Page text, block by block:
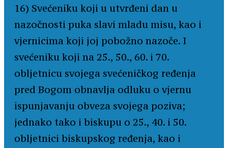
16) Svećeniku koji u utvrđeni dan u
nazočnosti puka slavi mladu misu, kao i
vjernicima koji joj pobožno nazoče. I
svećeniku koji na 25., 50., 60. i 70.
obljetnicu svojega svećeničkog ređenja
pred Bogom obnavlja odluku o vjernu
ispunjavanju obveza svojega poziva;
jednako tako i biskupu o 25., 40. i 50.
obljetnici biskupskog ređenja, kao i